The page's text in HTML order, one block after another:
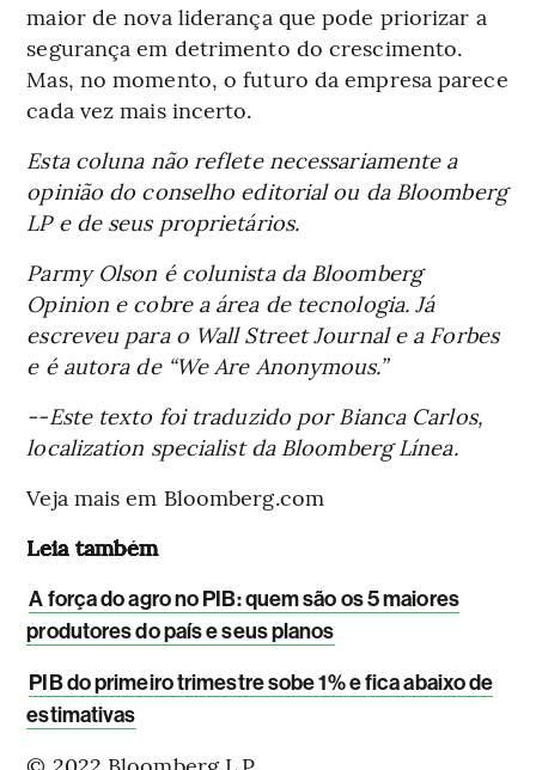
maior de nova liderança que pode priorizar a
segurança em detrimento do crescimento.
Mas, no momento, o futuro da empresa parece
cada vez mais incerto.
Esta coluna não reflete necessariamente a
opinião do conselho editorial ou da Bloomberg
LP e de seus proprietários.
Parmy Olson é colunista da Bloomberg
Opinion e cobre a área de tecnologia. Já
escreveu para o Wall Street Journal e a Forbes
e é autora de “We Are Anonymous.”
--Este texto foi traduzido por Bianca Carlos,
localization specialist da Bloomberg Línea.
Veja mais em Bloomberg.com
Leia também
A força do agro no PIB: quem são os 5 maiores
produtores do país e seus planos
PIB do primeiro trimestre sobe 1% e fica abaixo de
estimativas